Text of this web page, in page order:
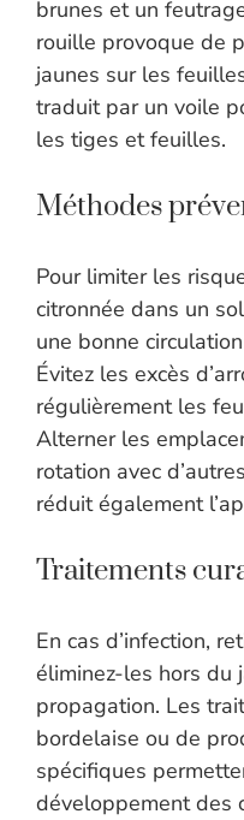
brunes et un
rouille provoque de
jaunes sur les
traduit par un voile
les tiges et feuilles.
Méthodes
Pour limiter les
citronnée dans un
une bonne
Évitez les excès
régulièrement les
Alterner les
rotation avec
réduit également
Traitements
En cas d’infection,
éliminez-les hors du
propagation. Les
bordelaise ou de
spécifiques
développement des